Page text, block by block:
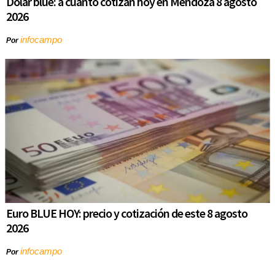
2026
Porinfocampo
Euro BLUE HOY: precio y cotización de este 8 agosto
2026
Porinfocampo